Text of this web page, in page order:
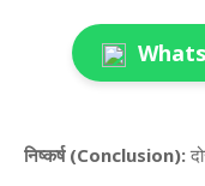
निष्कर्ष(Conclusion):